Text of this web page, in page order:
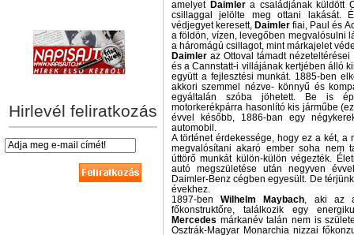
Hirlevél feliratkozás
amelyet Daimlera családjának küldött
csillaggal jelölte meg ottani lakását.
védjegyet keresett, Daimler fiai, Paul és
a földön, vízen, levegőben megvalósulni
a háromágú csillagot, mint márkajelet
Daimler az Ottoval támadt
és a Cannstatt-i villájának kertjében álló
együtt a fejlesztési munkát. 1885-ben
akkori szemmel nézve- könnyű és
egyáltalán szóba jöhetett. Be is
motorkerékpárra hasonlító kis járműbe
évvel később, 1886-ban egy
automobil.
A történet érdekessége, hogy ez a két,
megvalósítani akaró ember soha nem
úttörő munkát külön-külön végezték.
autó megszületése után negyven
Daimler-Benz cégben egyesült. De
évekhez.
1897-benWilhelm Maybach, aki az
főkonstruktőre, találkozik egy
Mercedes márkanév talán nem is
Osztrák-Magyar Monarchia nizzai